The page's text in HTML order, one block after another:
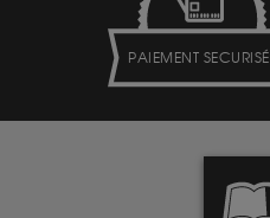
PAIEMENT SECURISÉ